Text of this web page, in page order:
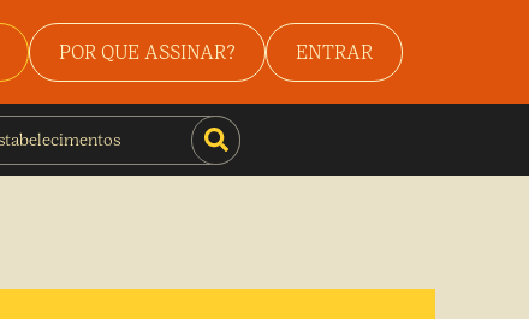
POR QUE ASSINAR? ENTRAR